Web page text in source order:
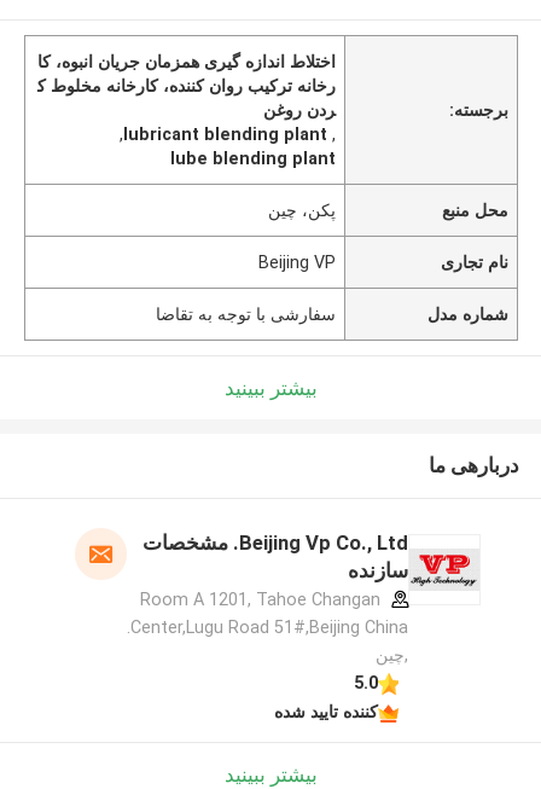
برجسته:
اختلاط اندازه گیری همزمان جریان انبوه، کا
رخانه ترکیب روان کننده، کارخانه مخلوط ک
ردن روغن
,
lubricant blending plant
,
lube blending plant
محل منبع پکن، چین
نام تجاری Beijing VP
شماره مدل سفارشی با توجه به تقاضا
بیشتر ببینید
دربارهی ما
Beijing Vp Co., Ltd. مشخصات
سازنده
Room A 1201, Tahoe Changan
Center,Lugu Road 51#,Beijing China.
,چین
5.0
کننده تایید شده
بیشتر ببینید